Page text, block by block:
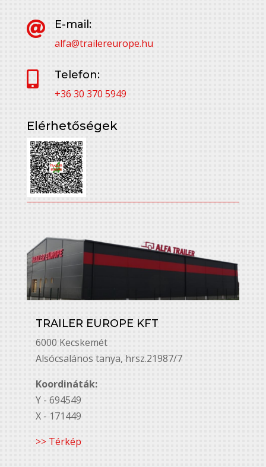

E-mail:
alfa@trailereurope.hu

Telefon:
+36 30 370 5949
Elérhetőségek
TRAILER EUROPE KFT
6000 Kecskemét
Alsó￳csalános tanya, hrsz.21987/7
Koordináták:
Y - 694549
X - 171449
>> Térkép